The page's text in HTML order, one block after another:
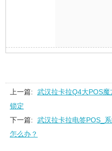
上一篇:
武汉拉卡拉Q4大POS
锁定
下一篇:
武汉拉卡拉电签POS_
怎么办？